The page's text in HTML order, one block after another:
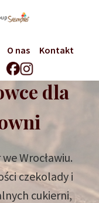
O nas
Kontakt
dla
Wrocławiu.
czekolady i
cukierni,